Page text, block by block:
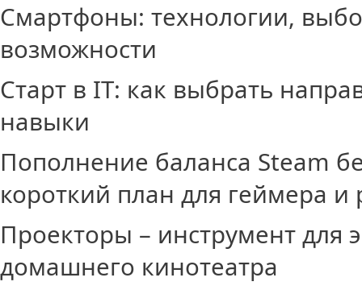
Смартфоны: технологии,
возможности
Старт в IT: как выбрать
навыки
Пополнение баланса Steam
короткий план для геймера и
Проекторы – инструмент для
домашнего кинотеатра